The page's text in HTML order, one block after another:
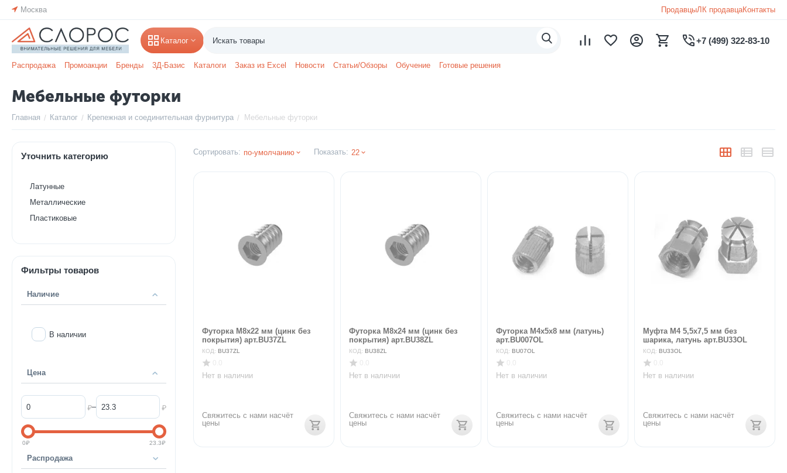
Москва ПродавцыЛК продавцаКонтакты
Каталог +7 (499) 322-83-10
Распродажа Промоакции Бренды 3Д-Базис Каталоги Заказ из Excel Новости Статьи/Обзоры Обучение Готовые решения
Мебельные футорки
Главная / Каталог / Крепежная и соединительная фурнитура / Мебельные футорки
Сортировать: по-умолчанию Показать: 22
Футорка М8х22 мм (цинк без
покрытия) арт.BU37ZL
КОД: BU37ZL
Нет в наличии
Свяжитесь с нами насчёт
цены
Футорка М8х24 мм (цинк без
покрытия) арт.BU38ZL
КОД: BU38ZL
Нет в наличии
Свяжитесь с нами насчёт
цены
Футорка М4х5х8 мм (латунь)
арт.BU007OL
КОД: BU07OL
Нет в наличии
Свяжитесь с нами насчёт
цены
Муфта М4 5,5х7,5 мм без
шарика, латунь арт.BU33OL
КОД: BU33OL
Нет в наличии
Свяжитесь с нами насчёт
цены
Уточнить категорию
Латунные
Металлические
Пластиковые
Фильтры товаров
Наличие
В наличии
Цена
₽– ₽
0₽ 23.3₽
Распродажа